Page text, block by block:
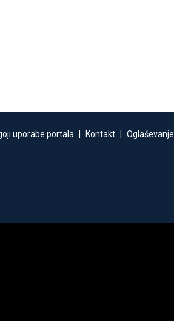
uporabe portala Kontakt Oglaševanje